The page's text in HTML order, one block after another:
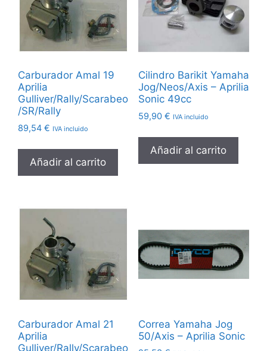
Carburador Amal 19
Aprilia
Gulliver/Rally/Scarabeo
/SR/Rally
89,54 € IVA incluido
Añadir al carrito
Cilindro Barikit Yamaha
Jog/Neos/Axis – Aprilia
Sonic 49cc
59,90 € IVA incluido
Añadir al carrito
Carburador Amal 21
Aprilia
Gulliver/Rally/Scarabeo
Correa Yamaha Jog
50/Axis – Aprilia Sonic